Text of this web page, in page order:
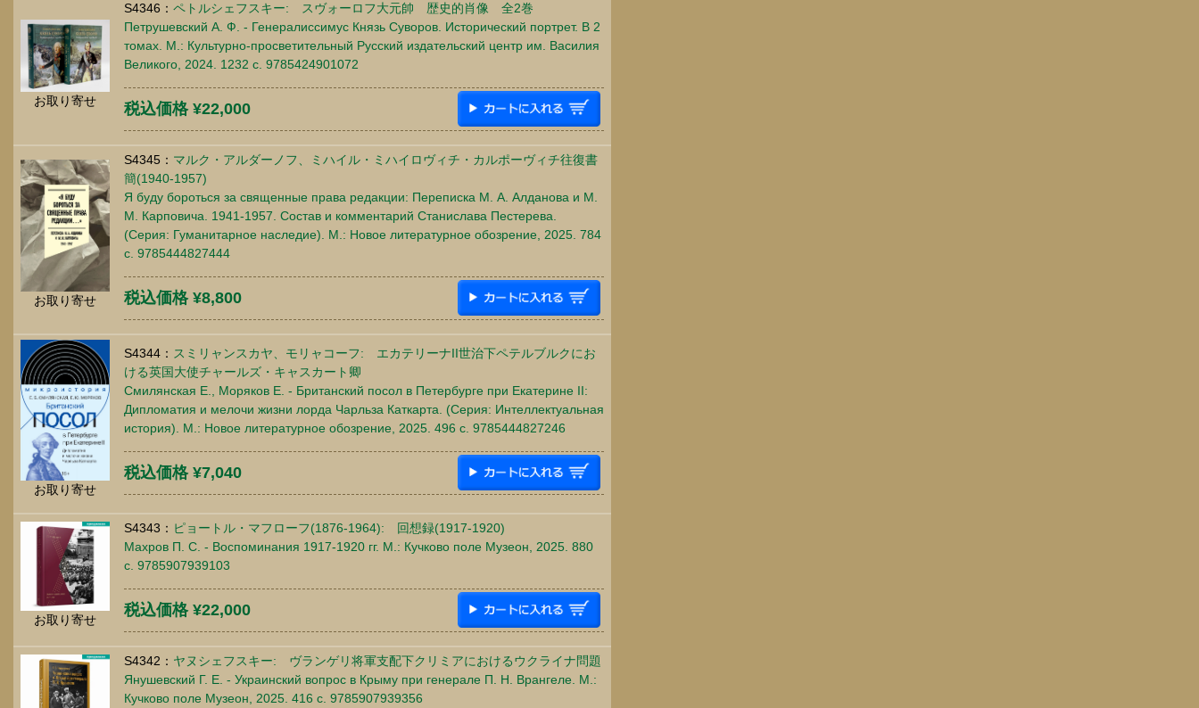
お取り寄せ
S4346： ペトルシェフスキー: スヴォーロフ大元帥 歴史的肖像 全2巻
Петрушевский А. Ф. - Генералиссимус Князь Суворов. Исторический портрет. В 2
томах. М.: Культурно-просветительный Русский издательский центр им. Василия
Великого, 2024. 1232 c. 9785424901072
税込価格 ¥22,000
お取り寄せ
S4345： マルク・アルダーノフ、ミハイル・ミハイロヴィチ・カルポーヴィチ往復書
簡(1940-1957)
Я буду бороться за священные права редакции: Переписка М. А. Алданова и М.
М. Карповича. 1941-1957. Состав и комментарий Станислава Пестерева.
(Серия: Гуманитарное наследие). М.: Новое литературное обозрение, 2025. 784
c. 9785444827444
税込価格 ¥8,800
お取り寄せ
S4344： スミリャンスカヤ、モリャコーフ: エカテリーナII世治下ペテルブルクにお
ける英国大使チャールズ・キャスカート卿
Смилянская Е., Моряков Е. - Британский посол в Петербурге при Екатерине II:
Дипломатия и мелочи жизни лорда Чарльза Каткарта. (Серия: Интеллектуальная
история). М.: Новое литературное обозрение, 2025. 496 c. 9785444827246
税込価格 ¥7,040
お取り寄せ
S4343： ピョートル・マフローフ(1876-1964): 回想録(1917-1920)
Махров П. С. - Воспоминания 1917-1920 гг. М.: Кучково поле Музеон, 2025. 880
c. 9785907939103
税込価格 ¥22,000
S4342： ヤヌシェフスキー: ヴランゲリ将軍支配下クリミアにおけるウクライナ問題
Янушевский Г. Е. - Украинский вопрос в Крыму при генерале П. Н. Врангеле. М.:
Кучково поле Музеон, 2025. 416 c. 9785907939356